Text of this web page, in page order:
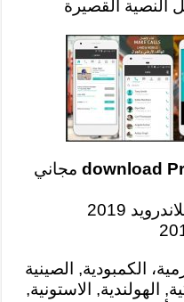
النصية القصيرة
download مجاني
الكمبودية, الصينية
الهولندية, الاستونية,